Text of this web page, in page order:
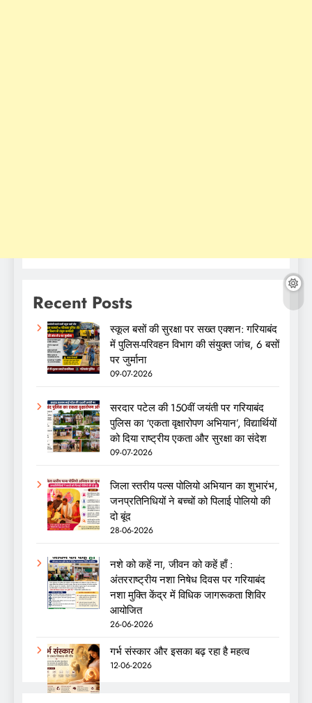
Recent Posts
स्कूल बसों की सुरक्षा पर सख्त एक्शन: गरियाबंद
में पुलिस-परिवहन विभाग की संयुक्त जांच, 6 बसों
पर जुर्माना
09-07-2026
सरदार पटेल की 150वीं जयंती पर गरियाबंद
पुलिस का ‘एकता वृक्षारोपण अभियान’, विद्यार्थियों
को दिया राष्ट्रीय एकता और सुरक्षा का संदेश
09-07-2026
जिला स्तरीय पल्स पोलियो अभियान का शुभारंभ,
जनप्रतिनिधियों ने बच्चों को पिलाई पोलियो की
दो बूंद
28-06-2026
नशे को कहें ना, जीवन को कहें हाँ :
अंतरराष्ट्रीय नशा निषेध दिवस पर गरियाबंद
नशा मुक्ति केंद्र में विधिक जागरूकता शिविर
आयोजित
26-06-2026
गर्भ संस्कार और इसका बढ़ रहा है महत्व
12-06-2026